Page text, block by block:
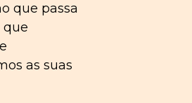
que passa
que
as suas